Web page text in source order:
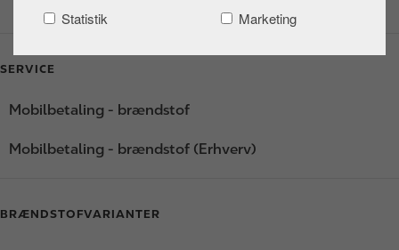
Statistik
Marketing
SERVICE
Mobilbetaling - brændstof
Mobilbetaling - brændstof (Erhverv)
BRÆNDSTOFVARIANTER